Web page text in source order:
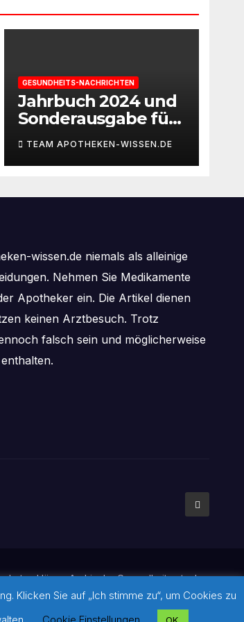
GESUNDHEITS-NACHRICHTEN
Jahrbuch 2024 und
Sonderausgabe für
Paare des
Deutschen IVF-
Registers: Zahl der
TEAM APOTHEKEN-WISSEN.DE
wissen.de niemals als alleinige
Nehmen Sie Medikamente
Apotheker ein. Die Artikel dienen
keinen Arztbesuch. Trotz
falsch sein und möglicherweise
Archiv der Gesundheitsratgeber
dieser Seite keine Quellennachweise gesetzt
weiterführenden Link im jeweiligen Beitrag.
Klicken Sie auf „Ich stimme zu“, um Cookies zu